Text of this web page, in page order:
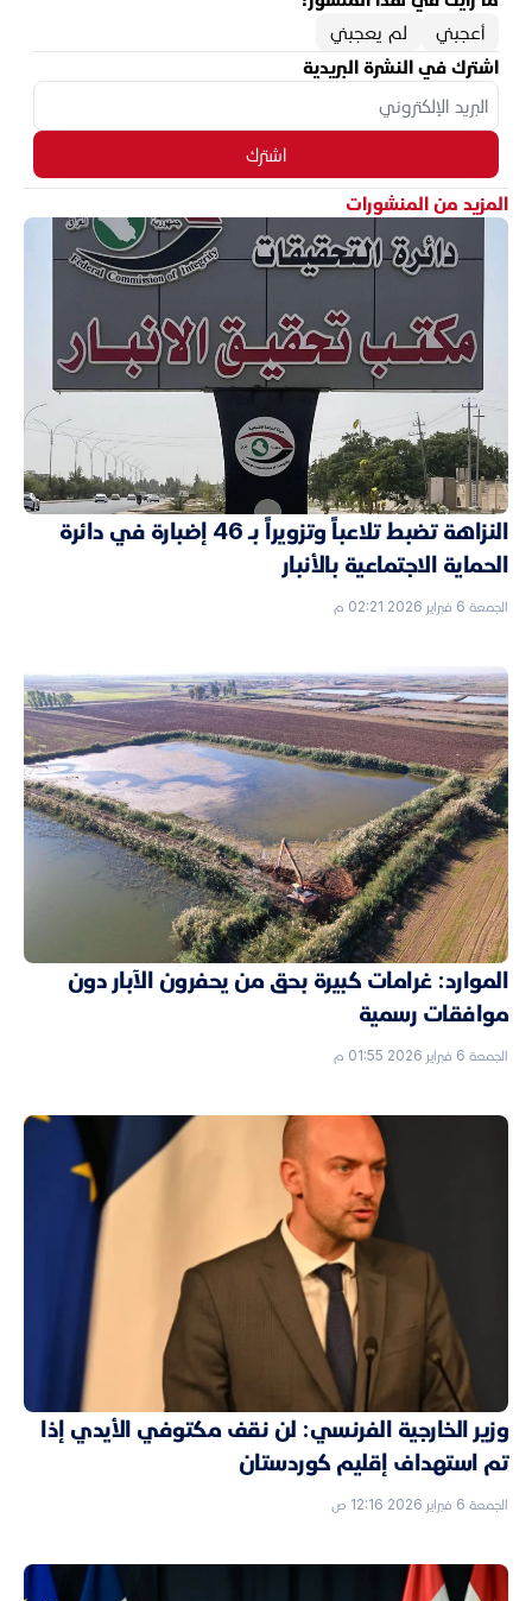
أعجبني
لم يعجبني
اشترك في النشرة البريدية
اشترك
المزيد من المنشورات
النزاهة تضبط تلاعباً وتزويراً بـ 46 إضبارة في دائرة
الحماية الاجتماعية بالأنبار
الجمعة 6 فبراير 2026 02:21 م
الموارد: غرامات كبيرة بحق من يحفرون الآبار دون
موافقات رسمية
الجمعة 6 فبراير 2026 01:55 م
وزير الخارجية الفرنسي: لن نقف مكتوفي الأيدي إذا
تم استهداف إقليم كوردستان
الجمعة 6 فبراير 2026 12:16 ص